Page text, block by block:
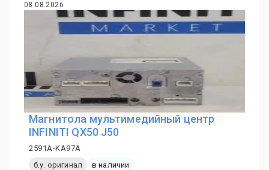
08.08.2026
Магнитола мультимедийный центр
INFINITI QX50 J50
2591A-KA97A
б.у. оригинал
в наличии